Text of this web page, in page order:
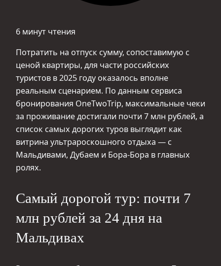
6 минут чтения
Потратить на отпуск сумму, сопоставимую с
ценой квартиры, для части российских
туристов в 2025 году оказалось вполне
реальным сценарием. По данным сервиса
бронирования OneTwoTrip, максимальные чеки
за проживание достигали почти 7 млн рублей, а
список самых дорогих туров выглядит как
витрина ультрароскошного отдыха — с
Мальдивами, Дубаем и Бора-Бора в главных
ролях.
Самый дорогой тур: почти 7
млн рублей за 24 дня на
Мальдивах